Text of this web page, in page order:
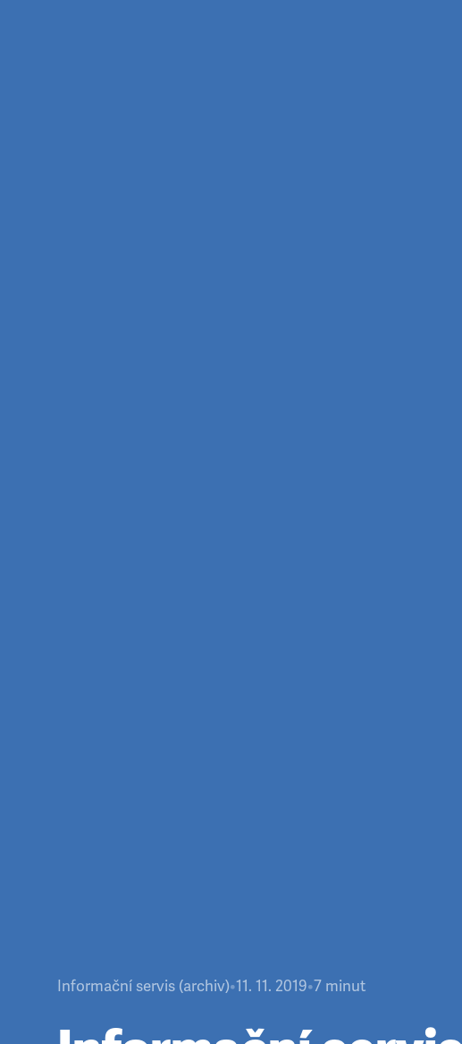
Informační servis (archiv)•11. 11. 2019•7 minut